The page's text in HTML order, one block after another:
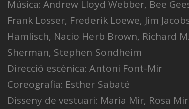
Música: Andrew Lloyd Webber, Bee
Frank Losser, Frederik Loewe, Jim
Hamlisch, Nacio Herb Brown, Richard
Sherman, Stephen Sondheim
Direcció escènica: Antoni Font-Mir
Coreografia: Esther Sabaté
Disseny de vestuari: Maria Mir, Rosa Mir